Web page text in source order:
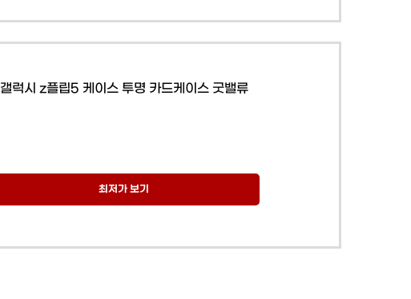
갤럭시 z플립5 케이스 투명 카드케이스 굿밸류
최저가 보기